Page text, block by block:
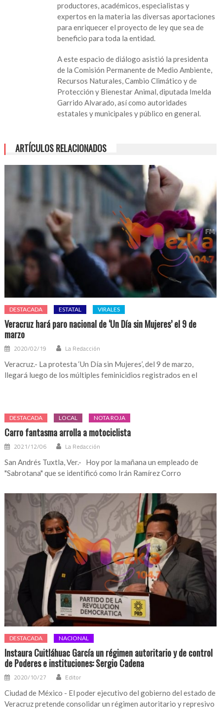
productores, académicos, especialistas y
expertos en la materia las diversas aportaciones
para enriquecer el proyecto de ley que sea de
beneficio para toda la entidad.
A este espacio de diálogo asistió la presidenta
de la Comisión Permanente de Medio Ambiente,
Recursos Naturales, Cambio Climático y de
Protección y Bienestar Animal, diputada Imelda
Garrido Alvarado, así como autoridades
estatales y municipales y público en general.
ARTÍCULOS RELACIONADOS
DESTACADA ESTATAL VIRALES
Veracruz hará paro nacional de ‘Un Día sin Mujeres’ el 9 de
marzo
2020/02/19 La Redacción
Veracruz.- La protesta ‘Un Día sin Mujeres’, del 9 de marzo,
llegará luego de los múltiples feminicidios registrados en el
DESTACADA LOCAL NOTA ROJA
Carro fantasma arrolla a motociclista
2021/12/06 La Redacción
San Andrés Tuxtla, Ver.- Hoy por la mañana un empleado de
"Sabrotana" que se identificó como Irán Ramírez Corro
DESTACADA NACIONAL
Instaura Cuitláhuac García un régimen autoritario y de control
de Poderes e instituciones: Sergio Cadena
2020/10/27 Editor
Ciudad de México - El poder ejecutivo del gobierno del estado de
Veracruz pretende consolidar un régimen autoritario y represivo